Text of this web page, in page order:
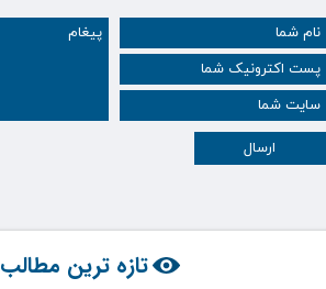
ارسال
تازه ترین مطالب